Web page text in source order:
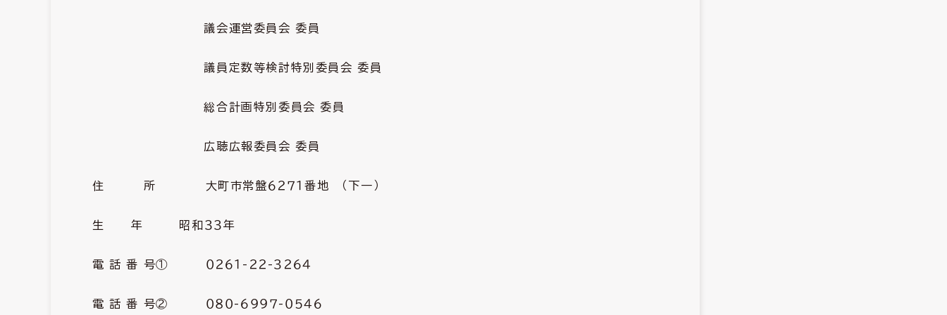
議会運営委員会 委員
議員定数等検討特別委員会 委員
総合計画特別委員会 委員
広聴広報委員会 委員
住 所 大町市常盤６２７１番地 （下一）
生 年 昭和３３年
電 話 番 号① ０２６１-２２-３２６４
電 話 番 号② ０８０-６９９７-０５４６